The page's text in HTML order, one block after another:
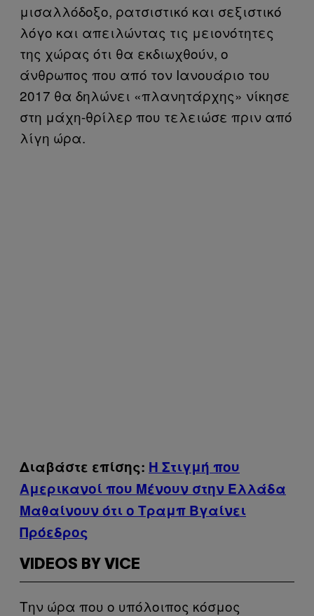
μισαλλόδοξο, ρατσιστικό και σεξιστικό
λόγο και απειλώντας τις μειονότητες
της χώρας ότι θα εκδιωχθούν, ο
άνθρωπος που από τον Ιανουάριο του
2017 θα δηλώνει «πλανητάρχης» νίκησε
στη μάχη-θρίλερ που τελειώσε πριν από
λίγη ώρα.
Διαβάστε επίσης: Η Στιγμή που
Αμερικανοί που Μένουν στην Ελλάδα
Μαθαίνουν ότι ο Τραμπ Βγαίνει
Πρόεδρος
VIDEOS BY VICE
Την ώρα που ο υπόλοιπος κόσμος